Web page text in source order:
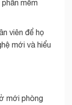
mềm
viên để họ
mới và hiểu
mới phòng